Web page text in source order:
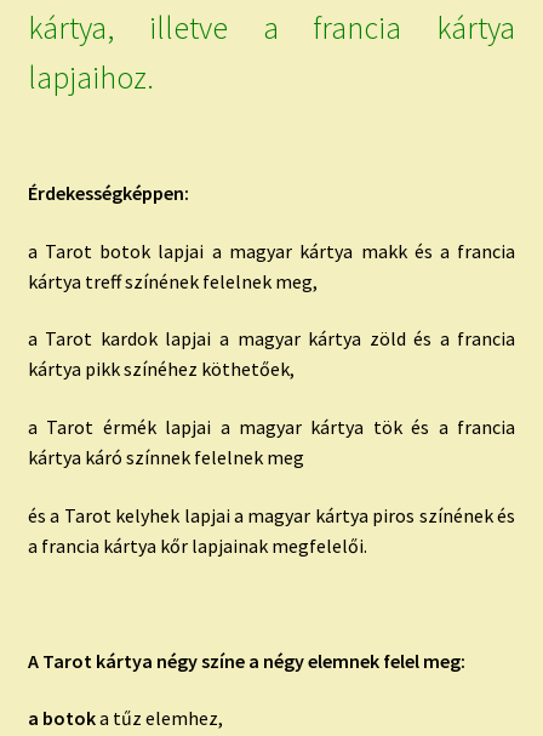
kártya, illetve a francia kártya
lapjaihoz.
Érdekességképpen:
a Tarot botok lapjai a magyar kártya makk és a francia
kártya treff színének felelnek meg,
a Tarot kardok lapjai a magyar kártya zöld és a francia
kártya pikk színéhez köthetőek,
a Tarot érmék lapjai a magyar kártya tök és a francia
kártya káró színnek felelnek meg
és a Tarot kelyhek lapjai a magyar kártya piros színének és
a francia kártya kőr lapjainak megfelelői.
A Tarot kártya négy színe a négy elemnek felel meg:
a botoka tűz elemhez,